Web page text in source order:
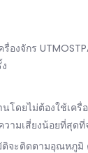
งจักร
โดยไม่ต้องใช้เค
ามเสี่ยงน้อยที่สุด
จะติดตามอุณหภูมิ